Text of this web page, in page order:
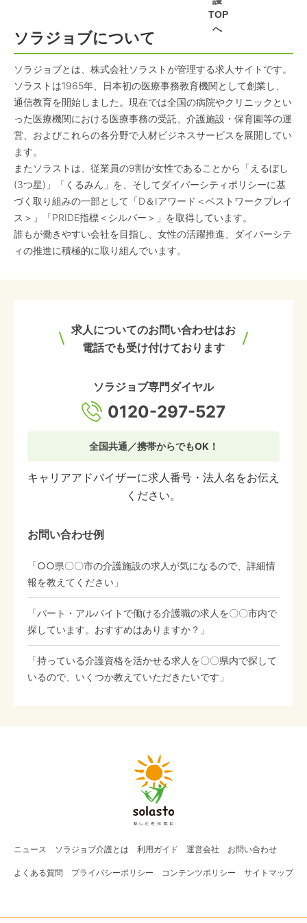
TOP
へ
ソラジョブについて
ソラジョブとは、株式会社ソラストが管理する求人サイトです。
ソラストは1965年、日本初の医療事務教育機関として創業し、
通信教育を開始しました。現在では全国の病院やクリニックとい
った医療機関における医療事務の受託、介護施設・保育園等の運
営、およびこれらの各分野で人材ビジネスサービスを展開してい
ます。
またソラストは、従業員の9割が女性であることから「えるぼし
(3つ星)」「くるみん」を、そしてダイバーシティポリシーに基
づく取り組みの一部として「D＆Iアワード＜ベストワークプレイ
ス＞」「PRIDE指標＜シルバー＞」を取得しています。
誰もが働きやすい会社を目指し、女性の活躍推進、ダイバーシテ
ィの推進に積極的に取り組んでいます。
求人についてのお問い合わせはお
電話でも受け付けております
ソラジョブ専門ダイヤル
0120-297-527
全国共通／携帯からでもOK！
キャリアアドバイザーに求人番号・法人名をお伝え
ください。
お問い合わせ例
「○○県〇〇市の介護施設の求人が気になるので、詳細情
報を教えてください」
「パート・アルバイトで働ける介護職の求人を〇〇市内で
探しています。おすすめはありますか？」
「持っている介護資格を活かせる求人を〇〇県内で探して
いるので、いくつか教えていただきたいです」
ニュース ソラジョブ介護とは 利用ガイド 運営会社 お問い合わせ
よくある質問 プライバシーポリシー コンテンツポリシー サイトマップ